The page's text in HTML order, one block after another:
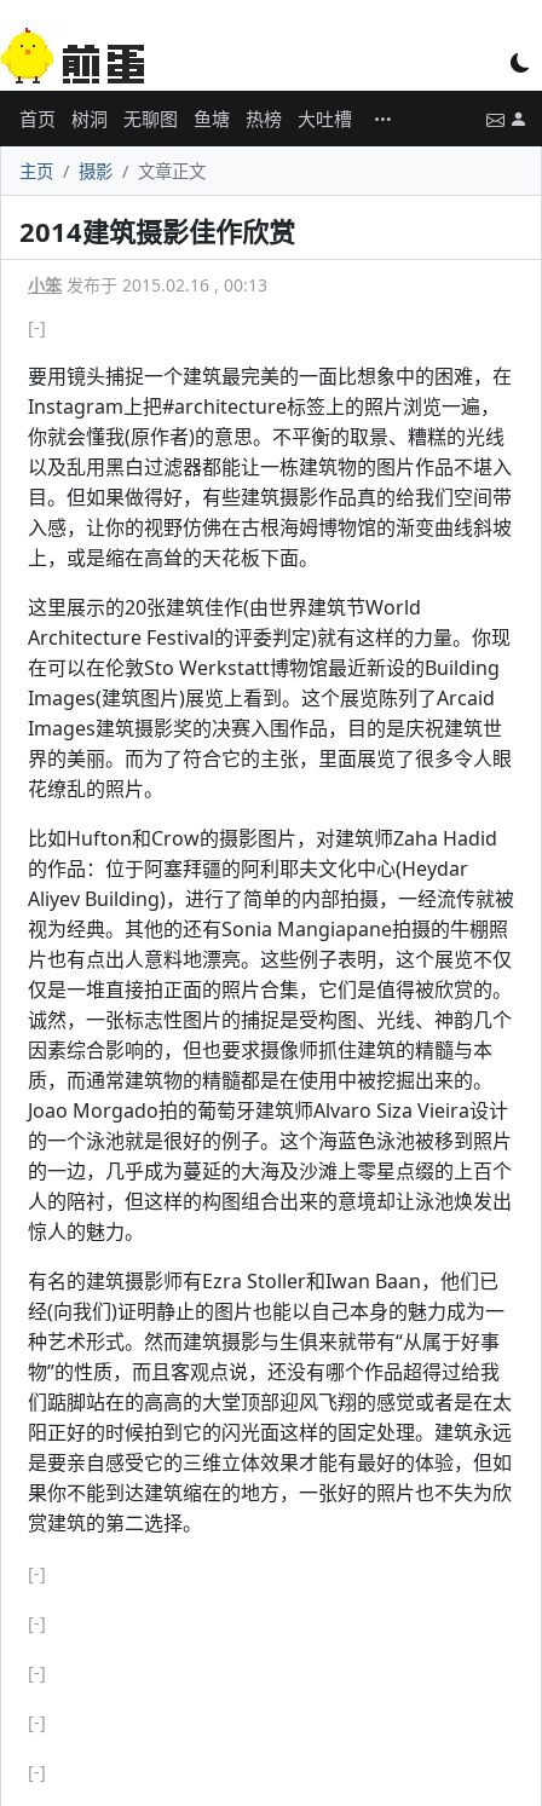
首页 树洞 无聊图 鱼塘 热榜 大吐槽
主页 摄影 文章正文
2014建筑摄影佳作欣赏
小笨 发布于 2015.02.16 , 00:13
[-]
要用镜头捕捉一个建筑最完美的一面比想象中的困难，在
Instagram上把#architecture标签上的照片浏览一遍，
你就会懂我(原作者)的意思。不平衡的取景、糟糕的光线
以及乱用黑白过滤器都能让一栋建筑物的图片作品不堪入
目。但如果做得好，有些建筑摄影作品真的给我们空间带
入感，让你的视野仿佛在古根海姆博物馆的渐变曲线斜坡
上，或是缩在高耸的天花板下面。
这里展示的20张建筑佳作(由世界建筑节World
Architecture Festival的评委判定)就有这样的力量。你现
在可以在伦敦Sto Werkstatt博物馆最近新设的Building
Images(建筑图片)展览上看到。这个展览陈列了Arcaid
Images建筑摄影奖的决赛入围作品，目的是庆祝建筑世
界的美丽。而为了符合它的主张，里面展览了很多令人眼
花缭乱的照片。
比如Hufton和Crow的摄影图片，对建筑师Zaha Hadid
的作品：位于阿塞拜疆的阿利耶夫文化中心(Heydar
Aliyev Building)，进行了简单的内部拍摄，一经流传就被
视为经典。其他的还有Sonia Mangiapane拍摄的牛棚照
片也有点出人意料地漂亮。这些例子表明，这个展览不仅
仅是一堆直接拍正面的照片合集，它们是值得被欣赏的。
诚然，一张标志性图片的捕捉是受构图、光线、神韵几个
因素综合影响的，但也要求摄像师抓住建筑的精髓与本
质，而通常建筑物的精髓都是在使用中被挖掘出来的。
Joao Morgado拍的葡萄牙建筑师Alvaro Siza Vieira设计
的一个泳池就是很好的例子。这个海蓝色泳池被移到照片
的一边，几乎成为蔓延的大海及沙滩上零星点缀的上百个
人的陪衬，但这样的构图组合出来的意境却让泳池焕发出
惊人的魅力。
有名的建筑摄影师有Ezra Stoller和Iwan Baan，他们已
经(向我们)证明静止的图片也能以自己本身的魅力成为一
种艺术形式。然而建筑摄影与生俱来就带有“从属于好事
物”的性质，而且客观点说，还没有哪个作品超得过给我
们踮脚站在的高高的大堂顶部迎风飞翔的感觉或者是在太
阳正好的时候拍到它的闪光面这样的固定处理。建筑永远
是要亲自感受它的三维立体效果才能有最好的体验，但如
果你不能到达建筑缩在的地方，一张好的照片也不失为欣
赏建筑的第二选择。
[-]
[-]
[-]
[-]
[-]